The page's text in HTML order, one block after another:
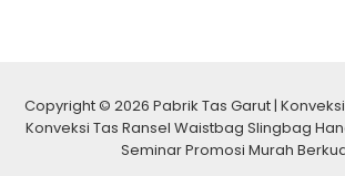
Copyright © 2026 Pabrik Tas Garut |
Konveksi Tas Ransel Waistbag Slingbag
Seminar Promosi Murah